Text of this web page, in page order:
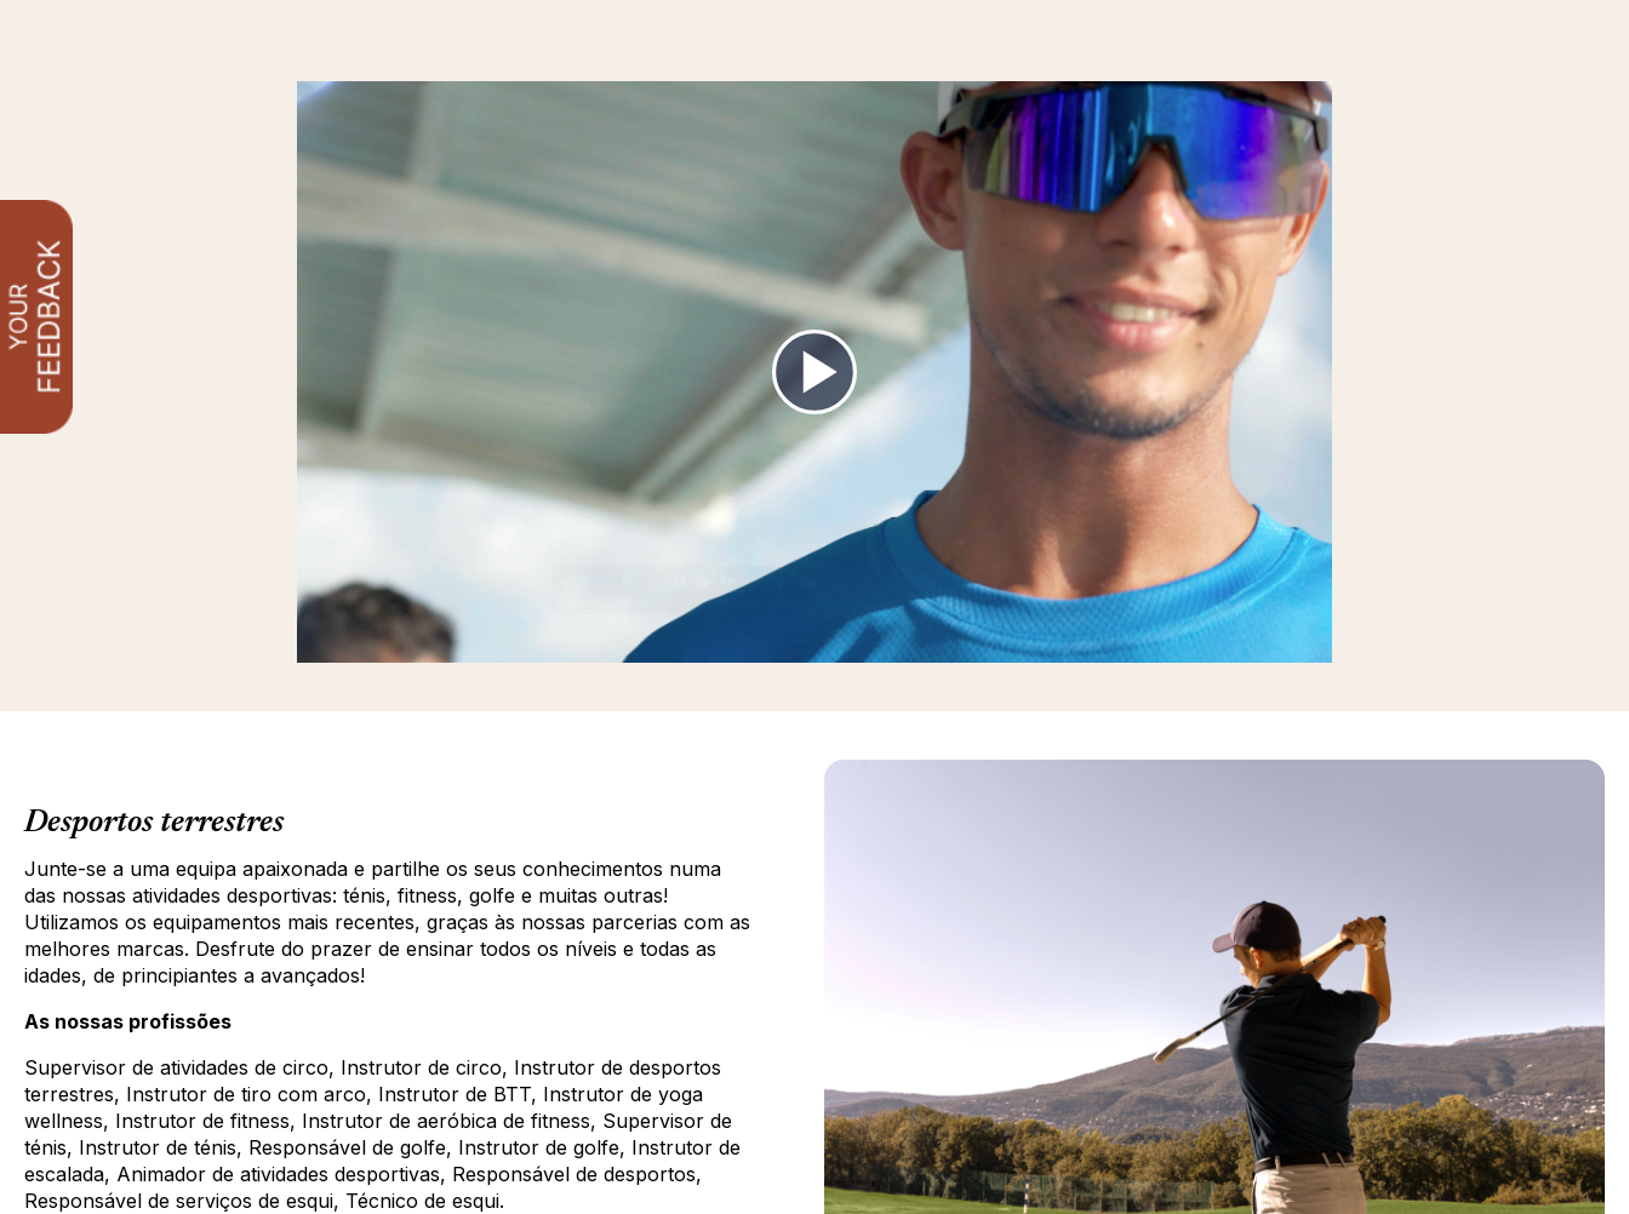
Desportos terrestres
Junte-se a uma equipa apaixonada e partilhe os seus conhecimentos numa
das nossas atividades desportivas: ténis, fitness, golfe e muitas outras!
Utilizamos os equipamentos mais recentes, graças às nossas parcerias com as
melhores marcas. Desfrute do prazer de ensinar todos os níveis e todas as
idades, de principiantes a avançados!
As nossas profissões
Supervisor de atividades de circo, Instrutor de circo, Instrutor de desportos
terrestres, Instrutor de tiro com arco, Instrutor de BTT, Instrutor de yoga
wellness, Instrutor de fitness, Instrutor de aeróbica de fitness, Supervisor de
ténis, Instrutor de ténis, Responsável de golfe, Instrutor de golfe, Instrutor de
escalada, Animador de atividades desportivas, Responsável de desportos,
Responsável de serviços de esqui, Técnico de esqui.